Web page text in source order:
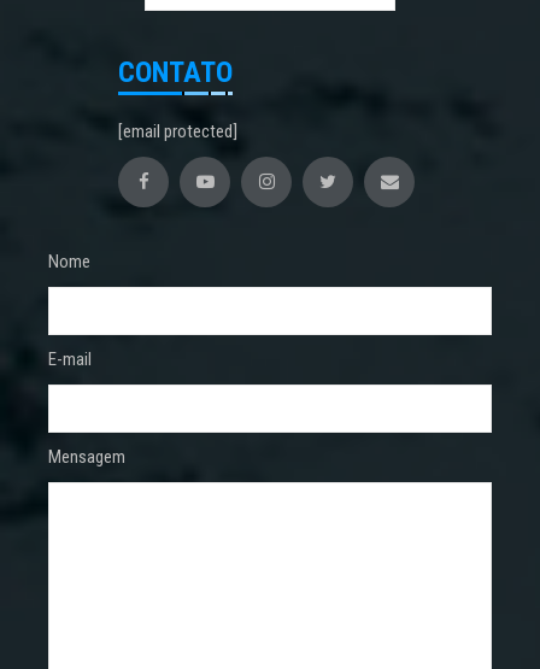
CONTATO
[email protected]
Nome
E-mail
Mensagem